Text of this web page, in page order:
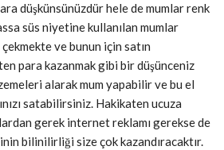
düşkünsünüzdür hele de mumlar renk
süs niyetine kullanılan mumlar
ve bunun için satın
para kazanmak gibi bir düşünceniz
alarak mum yapabilir ve bu el
satabilirsiniz. Hakikaten ucuza
gerek internet reklamı gerekse de
bilinilirliği size çok kazandıracaktır.